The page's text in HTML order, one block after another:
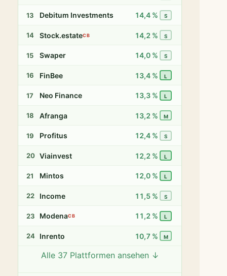
13 Debitum Investments 14,4 % S
14 Stock.estateCB 14,2 % S
15 Swaper 14,0 % S
16 FinBee 13,4 % L
17 Neo Finance 13,3 % L
18 Afranga 13,2 % M
19 Profitus 12,4 % S
20 Viainvest 12,2 % L
21 Mintos 12,0 % L
22 Income 11,5 % S
23 ModenaCB 11,2 % L
24 Inrento 10,7 % M
Twino 9,8 %
Alle 37 Plattformen ansehen ↓